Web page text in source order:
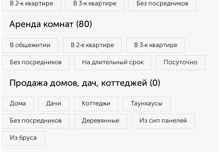
В 2‑к квартире В 3‑к квартире Без посредников
Аренда комнат (80)
В общежитии В 2‑к квартире В 3‑к квартире
Без посредников На длительный срок Посуточно
Продажа домов, дач, коттеджей (0)
Дома Дачи Коттеджи Таунхаусы
Без посредников Деревянные Из сип панелей
Из бруса